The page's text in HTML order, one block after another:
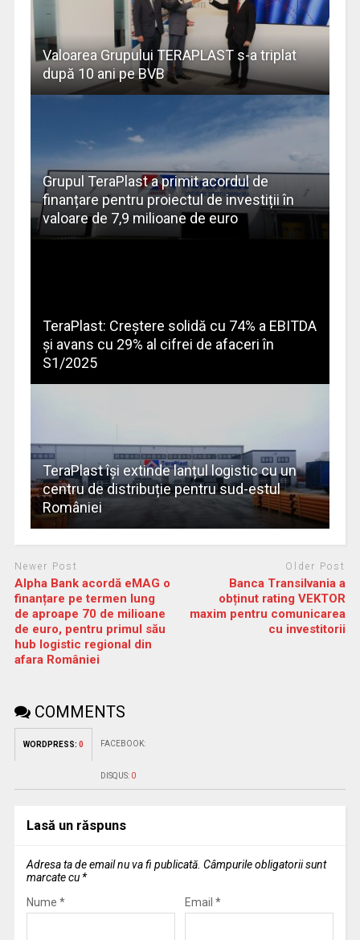
Valoarea Grupului TERAPLAST s-a triplat
după 10 ani pe BVB
Grupul TeraPlast a primit acordul de
finanțare pentru proiectul de investiții în
valoare de 7,9 milioane de euro
TeraPlast: Creștere solidă cu 74% a EBITDA
și avans cu 29% al cifrei de afaceri în
S1/2025
TeraPlast își extinde lanțul logistic cu un
centru de distribuție pentru sud-estul
României
Newer Post
Alpha Bank acordă eMAG o
finanțare pe termen lung
de aproape 70 de milioane
de euro, pentru primul său
hub logistic regional din
afara României
Older Post
Banca Transilvania a
obținut rating VEKTOR
maxim pentru comunicarea
cu investitorii
COMMENTS
WORDPRESS: 0 FACEBOOK:
DISQUS: 0
Lasă un răspuns
Adresa ta de email nu va fi publicată. Câmpurile obligatorii sunt
marcate cu *
Nume * Email *